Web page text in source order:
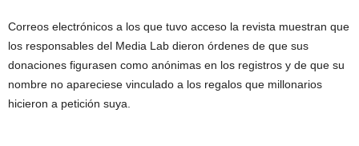
Correos electrónicos a los que tuvo acceso la revista muestran que
los responsables del Media Lab dieron órdenes de que sus
donaciones figurasen como anónimas en los registros y de que su
nombre no apareciese vinculado a los regalos que millonarios
hicieron a petición suya.